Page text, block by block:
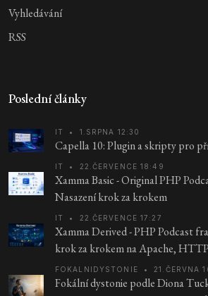
Vyhledávání
RSS
Poslední články
IT • 1.SRPNA 12:30
Capella 10: Plugin a skripty pro
IT • 22.ČERVENCE 18:49
Xamma Basic - Original PHP
Nasazení krok za krokem
IT • 22.ČERVENCE 17:27
Xamma Derived - PHP Podcast
krok za krokem na Apache,
FOKALNIDYSTONIE • 21.ČERVNA
Fokální dystonie podle Diona